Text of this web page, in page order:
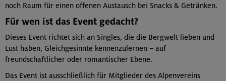
noch Raum für einen offenen Austausch bei Snacks & Getränken.
Für wen ist das Event gedacht?
Dieses Event richtet sich an Singles, die die Bergwelt lieben und
Lust haben, Gleichgesinnte kennenzulernen – auf
freundschaftlicher oder romantischer Ebene.
Das Event ist ausschließlich für Mitglieder des Alpenvereins